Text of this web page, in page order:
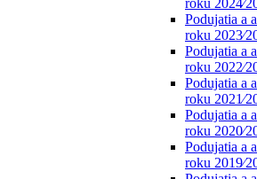
roku
Podujatia a
roku
Podujatia a
roku
Podujatia a
roku
Podujatia a
roku
Podujatia a
roku